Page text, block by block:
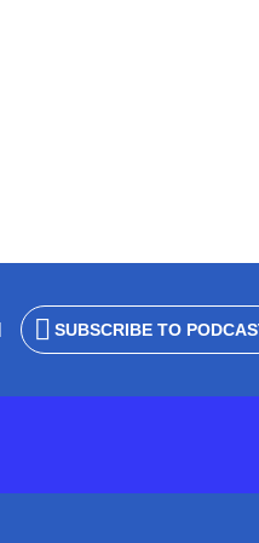
SUBSCRIBE TO